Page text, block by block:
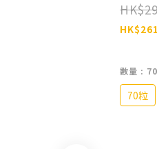
數量 :
70粒